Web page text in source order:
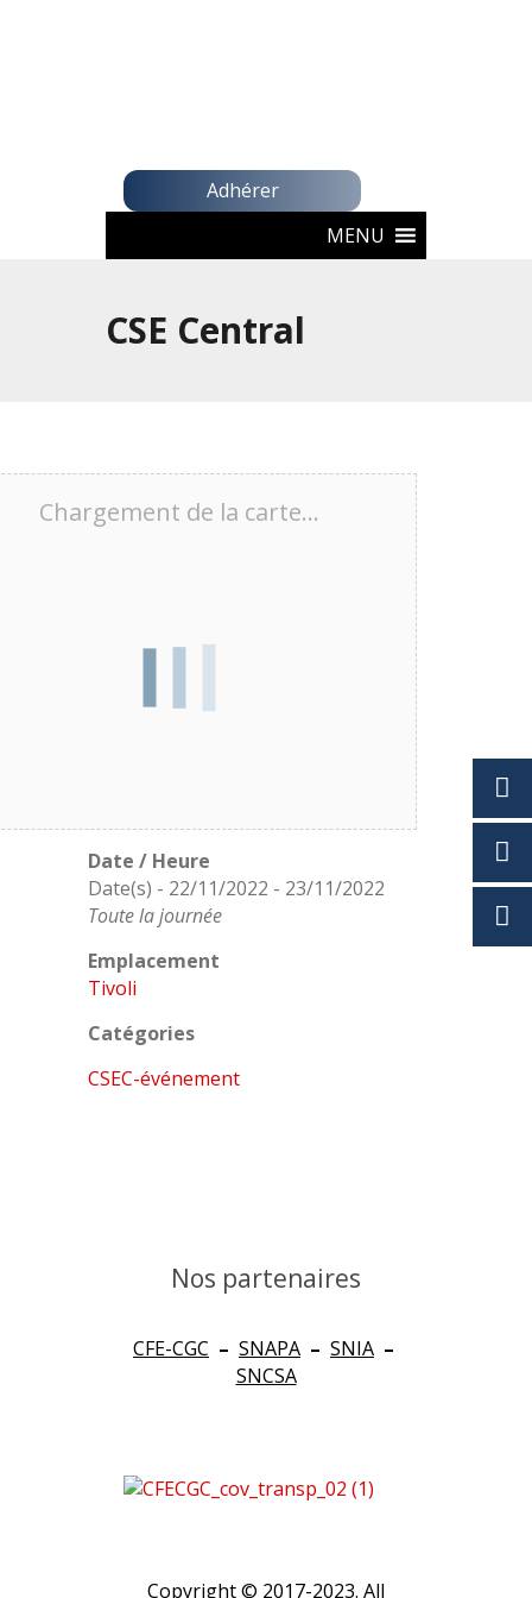
Adhérer
MENU
CSE Central
Chargement de la carte…
Date / Heure
Date(s) - 22/11/2022 - 23/11/2022
Toute la journée
Emplacement
Tivoli
Catégories
CSEC-événement
Nos partenaires
CFE-CGC – SNAPA – SNIA –
SNCSA
Copyright © 2017-2023. All